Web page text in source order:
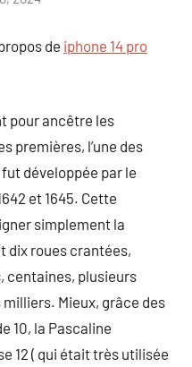
de iphone 14 pro
pour ancêtre les
premières, l’une des
développée par le
et 1645. Cette
simplement la
dix roues crantées,
centaines, plusieurs
Mieux, grâce des
10, la Pascaline
12 ( qui était très utilisée